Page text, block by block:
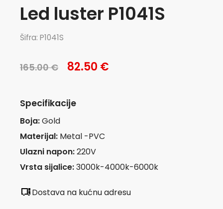
Led luster P1041S
Šifra: P1041S
165.00 € 82.50 €
Specifikacije
Boja:Gold
Materijal: Metal -PVC
Ulazni napon:220V
Vrsta sijalice:3000k-4000k-6000k
Dostava na kućnu adresu